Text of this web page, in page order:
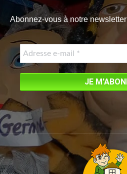
page
opens
in
new
window
Abonnez-vous à notre newsletter